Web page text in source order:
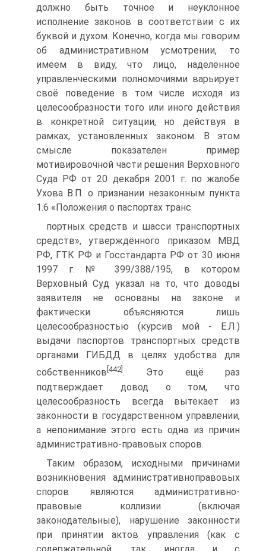
должно быть точное и неуклонное
исполнение законов в соответствии с их
буквой и духом. Конечно, когда мы говорим
об административном усмотрении, то
имеем в виду, что лицо, наделённое
управленческими полномочиями варьирует
своё поведение в том числе исходя из
целесообразности того или иного действия
в конкретной ситуации, но действуя в
рамках, установленных законом. В этом
смысле показателен пример
мотивировочной части решения Верховного
Суда РФ от 20 декабря 2001 г. по жалобе
Ухова В.П. о признании незаконным пункта
1.6 «Положения о паспортах транс
портных средств и шасси транспортных
средств», утверждённого приказом МВД
РФ, ГТК РФ и Госстандарта РФ от 30 июня
1997 г. № 399/388/195, в котором
Верховный Суд указал на то, что доводы
заявителя не основаны на законе и
фактически объясняются лишь
целесообразностью (курсив мой - Е.Л.)
выдачи паспортов транспортных средств
органами ГИБДД в целях удобства для
собственников [442]. Это ещё раз
подтверждает довод о том, что
целесообразность всегда вытекает из
законности в государственном управлении,
а непонимание этого есть одна из причин
административно-правовых споров.
Таким образом, исходными причинами
возникновения административноправовых
споров являются административно-
правовые коллизии (включая
законодательные), нарушение законности
при принятии актов управления (как с
содержательной, так иногда и с